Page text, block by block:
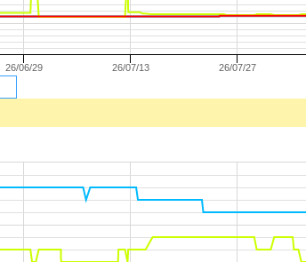
26/06/29 26/07/13 26/07/27